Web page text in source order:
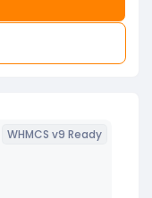
WHMCS v9 Ready